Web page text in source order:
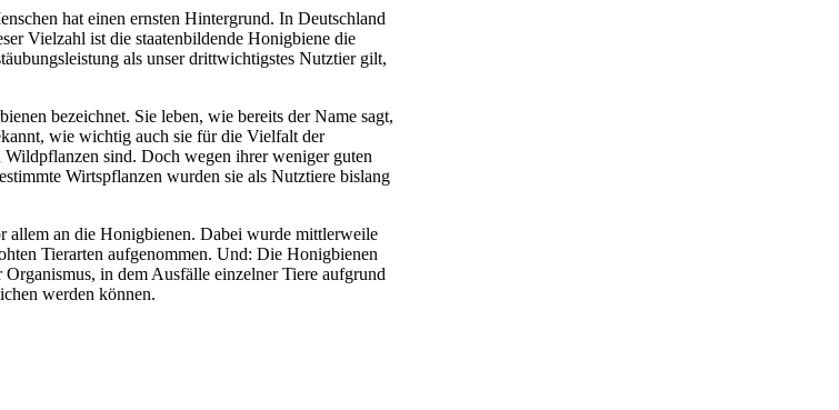
hat einen ernsten Hintergrund. In Deutschland
Vielzahl ist die staatenbildende Honigbiene die
als unser drittwichtigstes Nutztier gilt,
bezeichnet. Sie leben, wie bereits der Name sagt,
wie wichtig auch sie für die Vielfalt der
sind. Doch wegen ihrer weniger guten
Wirtspflanzen wurden sie als Nutztiere bislang
allem an die Honigbienen. Dabei wurde mittlerweile
Tierarten aufgenommen. Und: Die Honigbienen
in dem Ausfälle einzelner Tiere aufgrund
werden können.